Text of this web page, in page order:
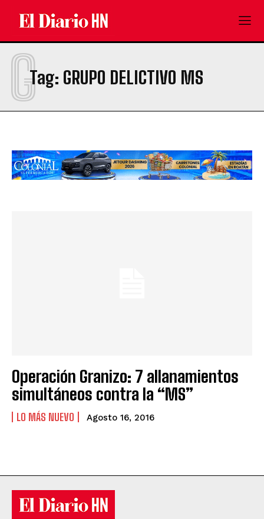
Tag: GRUPO DELICTIVO MS
G
Operación Granizo: 7 allanamientos
simultáneos contra la “MS”
LO MÁS NUEVO Agosto 16, 2016